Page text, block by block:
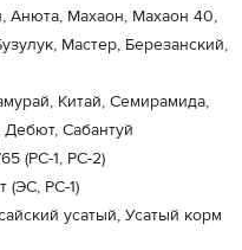
Махаон, Махаон 40,
Мастер, Березанский,
Китай, Семирамида,
Сабантуй
(РС-1, РС-2)
РС-1)
усатый, Усатый корм